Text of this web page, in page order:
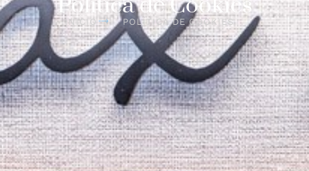
INICIO POLÍTICA DE COOKIES